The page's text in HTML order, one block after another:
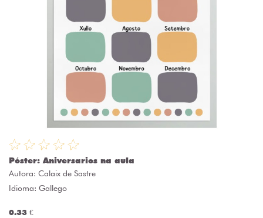
Póster: Aniversarios na aula
Autora: Calaix de Sastre
Idioma: Gallego
0.33 €